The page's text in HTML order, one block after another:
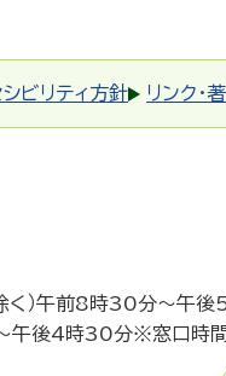
ビリティ方針 リンク・
く）午前8時30分～午後
午後4時30分※窓口時間